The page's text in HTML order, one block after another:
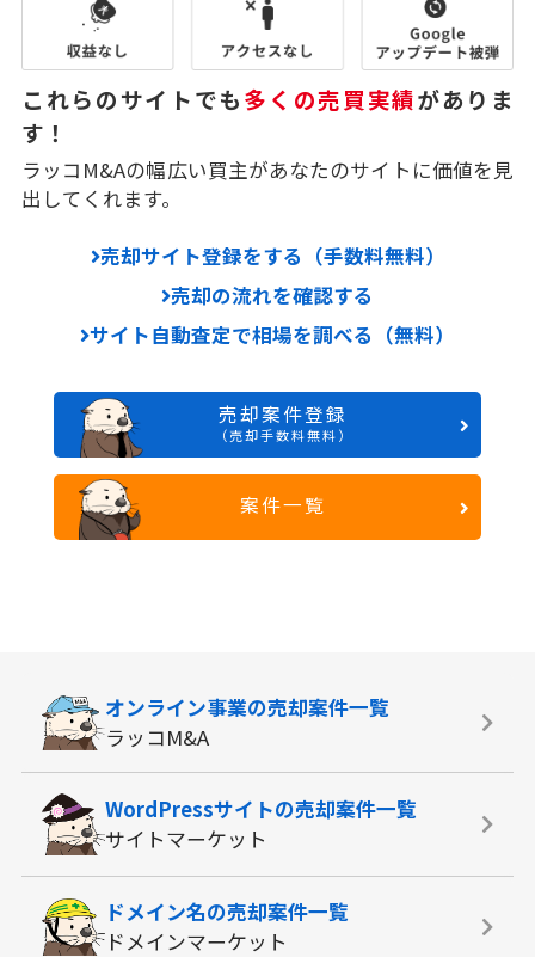
これらのサイトでも多くの売買実績がありま
す！
ラッコM&Aの幅広い買主があなたのサイトに価値を見
出してくれます。
売却サイト登録をする（手数料無料）
売却の流れを確認する
サイト自動査定で相場を調べる（無料）
売却案件登録
（売却手数料無料）
案件一覧
オンライン事業の売却案件一覧
ラッコM&A
WordPressサイトの売却案件一覧
サイトマーケット
ドメイン名の売却案件一覧
ドメインマーケット